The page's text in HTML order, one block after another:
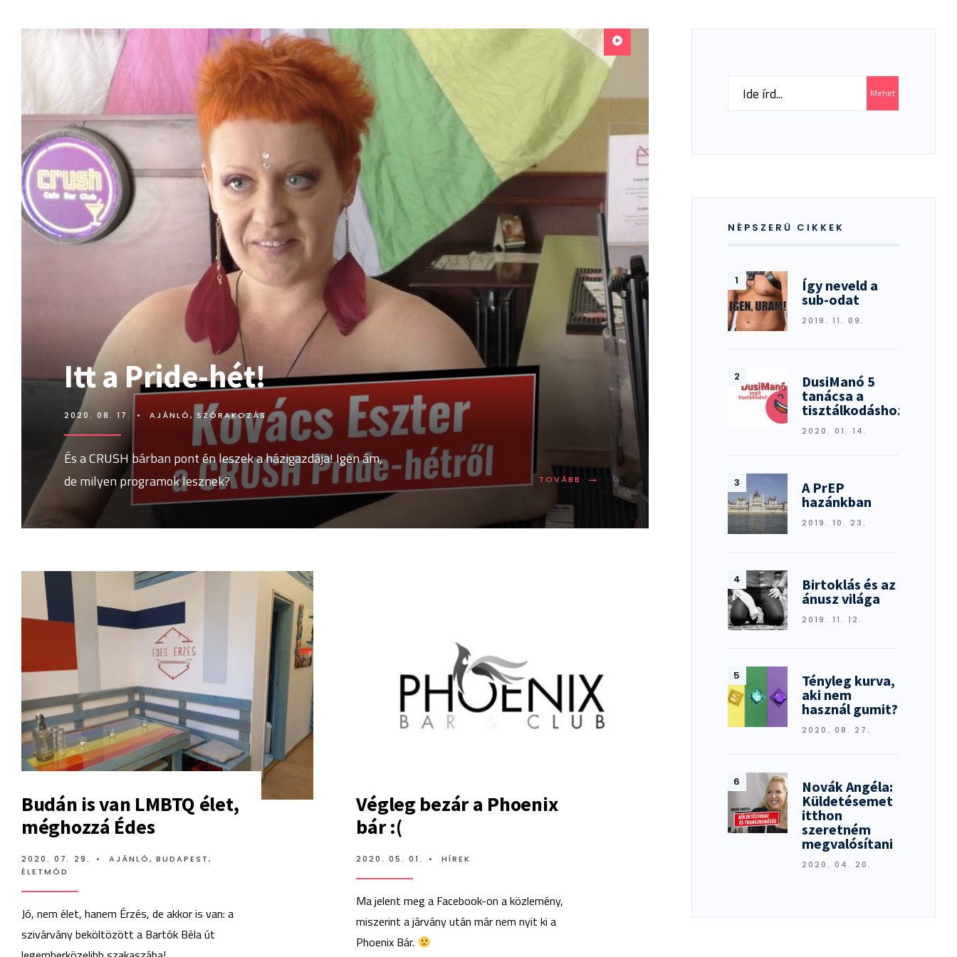
Itt a Pride-hét!
2020. 08. 17. • AJÁNLÓ, SZÓRAKOZÁS
És a CRUSH bárban pont én leszek a házigazdája! Igen ám,
de milyen programok lesznek?
TOVÁBB →
TOVÁBB:
HÉT!
Budán is van LMBTQ élet,
méghozzá Édes
2020. 07. 29. • AJÁNLÓ, BUDAPEST,
ÉLETMÓD
Jó, nem élet, hanem Érzés, de akkor is van: a
szivárvány beköltözött a Bartók Béla út
Végleg bezár a Phoenix
bár :(
2020. 05. 01. • HÍREK
Ma jelent meg a Facebook-on a közlemény,
miszerint a járvány után már nem nyit ki a
Phoenix Bár.
Search
Mehet
NÉPSZERŰ CIKKEK
Így neveld a
sub-odat
2019. 11. 09.
DusiManó 5
tanácsa a
tisztálkodáshoz
2020. 01. 14.
A PrEP
hazánkban
2019. 10. 23.
Birtoklás és az
ánusz világa
2019. 11. 12.
Tényleg kurva,
aki nem
használ gumit?
2020. 08. 27.
Novák Angéla:
Küldetésemet
itthon
szeretném
megvalósítani
2020. 04. 20.